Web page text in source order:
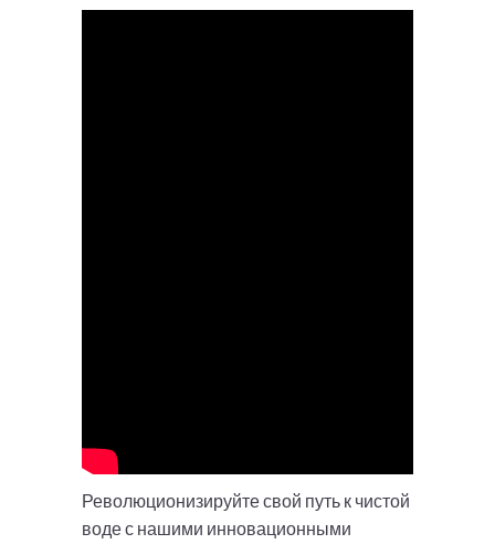
Революционизируйте свой путь к чистой
воде с нашими инновационными